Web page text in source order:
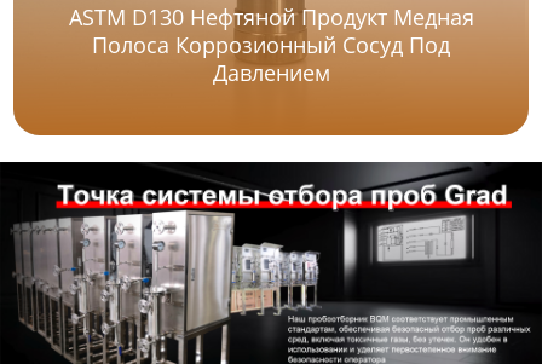
ASTM D130 Нефтяной Продукт Медная
Полоса Коррозионный Сосуд Под
Давлением